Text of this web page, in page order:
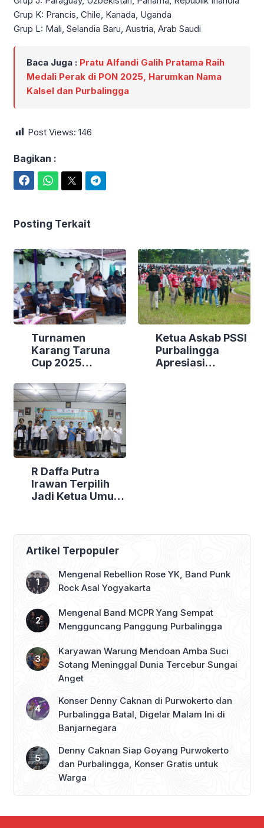
Grup K: Prancis, Chile, Kanada, Uganda
Grup L: Mali, Selandia Baru, Austria, Arab Saudi
Baca Juga : Pratu Alfandi Galih Pratama Raih
Medali Perak di PON 2025, Harumkan Nama
Kalsel dan Purbalingga
Post Views: 146
Bagikan :
Posting Terkait
Turnamen
Karang Taruna
Cup 2025
Dibuka, Laga
Perdana Berakhir
Lewat Adu Penalti
Ketua Askab PSSI
Purbalingga
Apresiasi
R Daffa Putra
Irawan Terpilih
Jadi Ketua Umum
2029
Artikel Terpopuler
Mengenal Rebellion Rose YK, Band Punk
Rock Asal Yogyakarta
Mengenal Band MCPR Yang Sempat
Mengguncang Panggung Purbalingga
Karyawan Warung Mendoan Amba Suci
Sotang Meninggal Dunia Tercebur Sungai
Anget
Konser Denny Caknan di Purwokerto dan
Purbalingga Batal, Digelar Malam Ini di
Banjarnegara
Denny Caknan Siap Goyang Purwokerto
dan Purbalingga, Konser Gratis untuk
Warga